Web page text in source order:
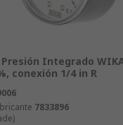
Integrado
conexión 1/4 in R
7833896